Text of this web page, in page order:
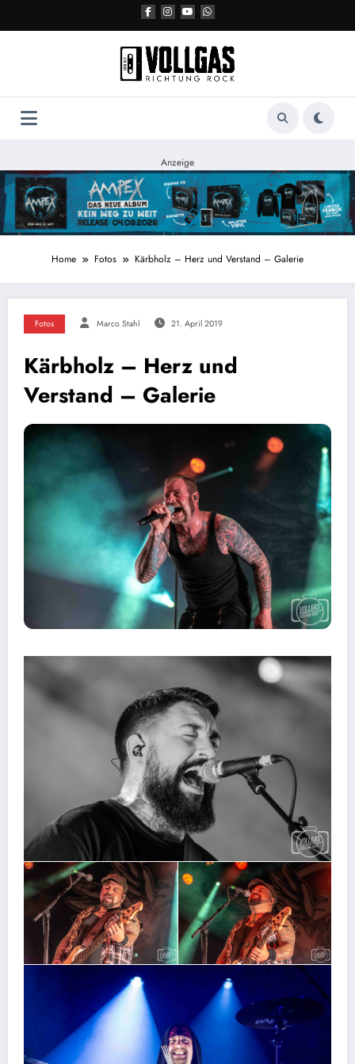
Anzeige
Home Fotos Kärbholz – Herz und Verstand – Galerie
Fotos Marco Stahl 21. April 2019
Kärbholz – Herz und
Verstand – Galerie